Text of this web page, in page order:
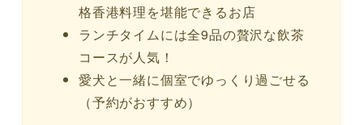
格香港料理を堪能できるお店
ランチタイムには全9品の贅沢な飲茶
コースが人気！
愛犬と一緒に個室でゆっくり過ごせる
（予約がおすすめ）